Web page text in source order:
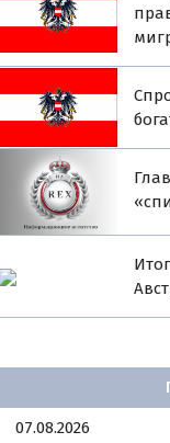
07.08.2026